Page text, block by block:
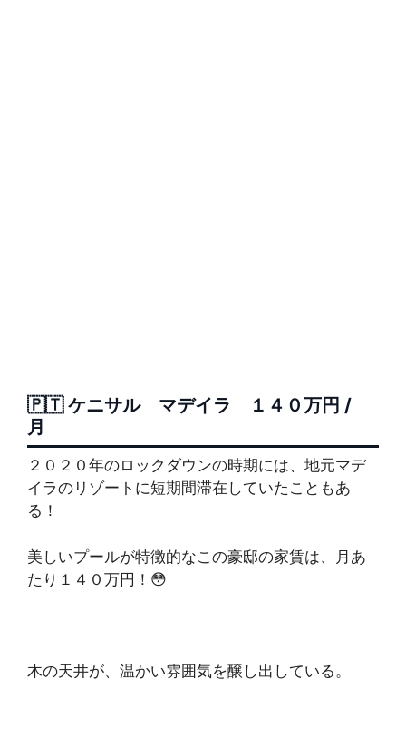
🇵🇹 ケニサル マデイラ １４０万円 /
月
２０２０年のロックダウンの時期には、地元マデ
イラのリゾートに短期間滞在していたこともあ
る！
美しいプールが特徴的なこの豪邸の家賃は、月あ
たり１４０万円！😳
木の天井が、温かい雰囲気を醸し出している。